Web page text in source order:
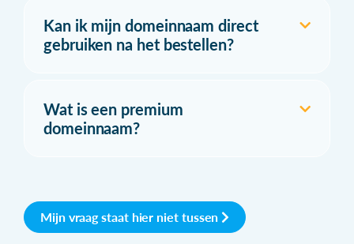
Kan ik mijn domeinnaam direct
gebruiken na het bestellen?
Wat is een premium
domeinnaam?
Mijn vraag staat hier niet tussen